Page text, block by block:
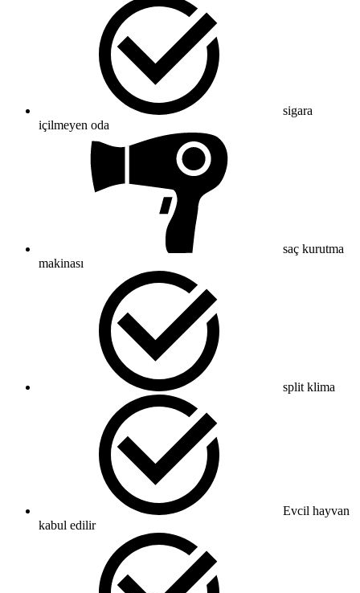
sigara
içilmeyen oda
saç kurutma
makinası
split klima
Evcil hayvan
kabul edilir